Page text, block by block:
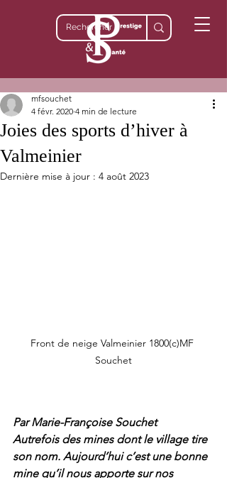
Joies des sports d’hiver à
Valmeinier
mfsouchet
4 févr. 2020 4 min de lecture
Dernière mise à jour : 4 août 2023
Front de neige Valmeinier 1800(c)MF
Souchet
Par Marie-Françoise Souchet
Autrefois des mines dont le village tire
son nom. Aujourd’hui c’est une bonne
mine qu’il nous apporte sur nos